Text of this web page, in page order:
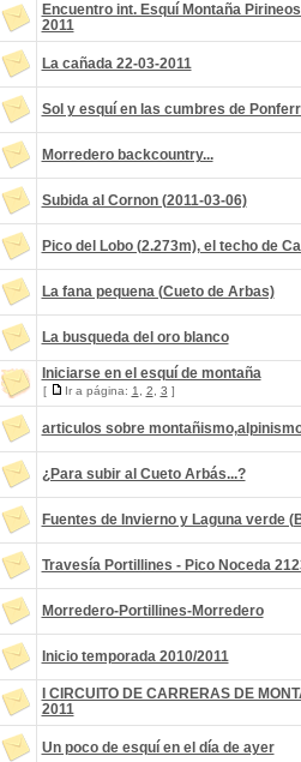
Encuentro int. Esquí Montaña
2011
La cañada 22-03-2011
Sol y esquí en las cumbres de
Morredero backcountry...
Subida al Cornon (2011-03-06)
Pico del Lobo (2.273m), el techo de
La fana pequena (Cueto de Arbas)
La busqueda del oro blanco
Iniciarse en el esquí de montaña
[ Ir a página: 1 2 3 ]
articulos sobre
¿Para subir al Cueto Arbás...?
Fuentes de Invierno y Laguna verde
Travesía Portillines - Pico Noceda
Morredero-Portillines-Morredero
Inicio temporada 2010/2011
I CIRCUITO DE CARRERAS DE
2011
Un poco de esquí en el día de ayer